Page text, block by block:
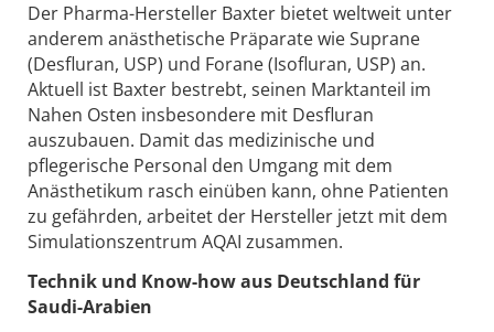
Der Pharma-Hersteller Baxter bietet weltweit unter
anderem anästhetische Präparate wie Suprane
(Desfluran, USP) und Forane (Isofluran, USP) an.
Aktuell ist Baxter bestrebt, seinen Marktanteil im
Nahen Osten insbesondere mit Desfluran
auszubauen. Damit das medizinische und
pflegerische Personal den Umgang mit dem
Anästhetikum rasch einüben kann, ohne Patienten
zu gefährden, arbeitet der Hersteller jetzt mit dem
Simulationszentrum AQAI zusammen.
Technik und Know-how aus Deutschland für
Saudi-Arabien